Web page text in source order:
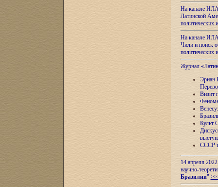
На канале
Латинской
На канале
Чили и поиск
Журнал
Эрнан
Визит
Культ
СССР и
14 апреля
научно-
Бразилии"